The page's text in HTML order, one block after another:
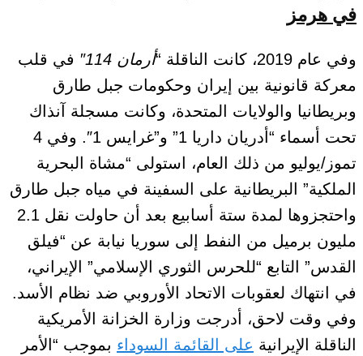
في هرمز
وفي عام 2019، كانت الناقلة “ أرمان 114″
في قلب
معركة قانونية بين إيران وحكومات جبل طارق
وبريطانيا والولايات المتحدة، وكانت مسجلة آنذاك
تحت أسماء “أدريان داريا 1”
و”غرايس 1″. وفي 4
تموز/يوليو من ذلك العام، استولى “مشاة البحرية
الملكية” البريطانية على السفينة في مياه جبل طارق
واحتجزوها لمدة ستة أسابيع بعد أن حاولت نقل 2.1
مليون برميل من النفط إلى سوريا نيابة عن “فيلق
القدس” التابع “للحرس الثوري الإسلامي” الإيراني،
في انتهاك لعقوبات الاتحاد الأوروبي ضد نظام الأسد.
وفي وقت لاحق، أدرجت وزارة الخزانة الأمريكية
الناقلة الإيرانية على القائمة السوداء بموجب “الأمر